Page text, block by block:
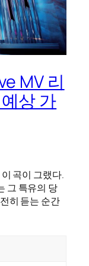
MV 리
상 가
곡이 그랬다.
그 특유의 당
히 듣는 순간